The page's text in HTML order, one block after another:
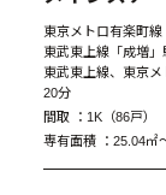
東京メトロ有楽町
東武東上線「成増
東武東上線、東京
20分
間取 ： 1K（86戸）
専有面積 ： 25.04㎡